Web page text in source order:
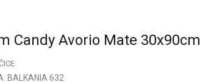
Candy Avorio Mate 30x90cm
BALKANIA 632